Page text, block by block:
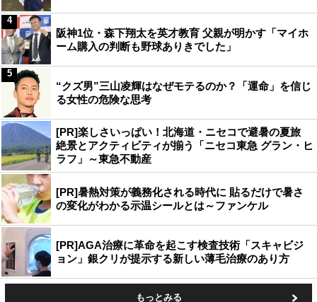
阪神1位・森下翔太を英才教育 父親が明かす「マイホ
ーム購入の判断も野球ありきでした」
4
“クズ男”三山凌輝はなぜモテるのか？「運命」を信じ
る女性の危険な思考
5
[PR]楽しさいっぱい！北海道・ニセコで避暑の夏旅
絶景とアクティビティが揃う「ニセコ東急 グラン・ヒ
ラフ」～東急不動産
[PR]暑熱対策が義務化される時代に 貼るだけで暑さ
の変化がわかる示温シールとは～ファンケル
[PR]AGA治療に革命を起こす検査技術「スキャビジ
ョン」銀クリが提示する新しい薄毛治療のあり方
もっとみる